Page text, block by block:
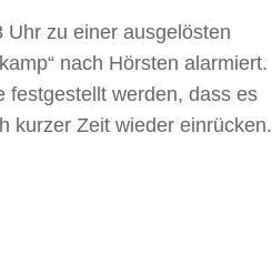
zu einer ausgelösten
nach Hörsten alarmiert.
festgestellt werden, dass es
kurzer Zeit wieder einrücken.